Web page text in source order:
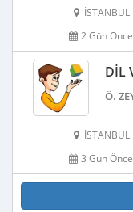
İSTANBUL
2 Gün Önce
DIL
Ö.
İSTANBUL
3 Gün Önce